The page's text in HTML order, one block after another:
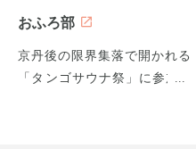
おふろ部
京丹後の限界集落で開かれる
「タンゴサウナ祭」に参加し